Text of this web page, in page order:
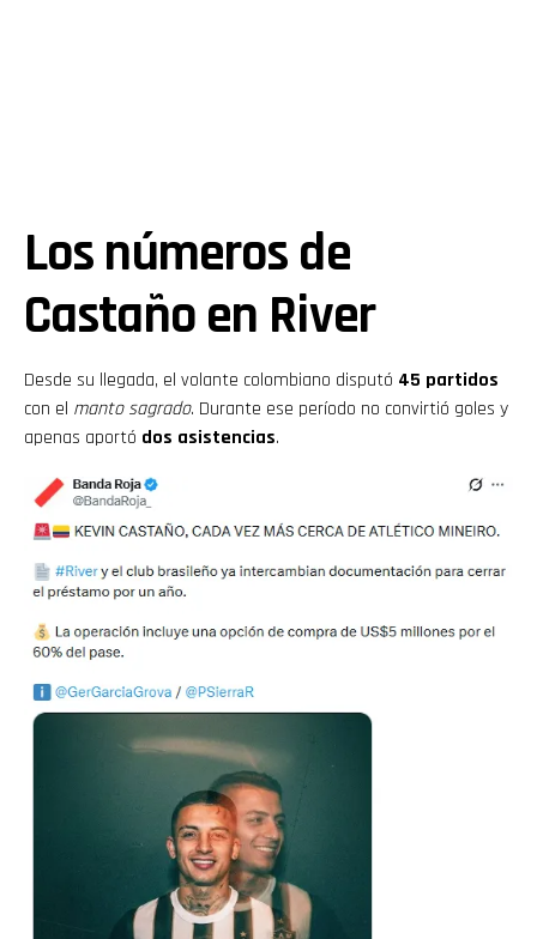
Los números de
Castaño en River
Desde su llegada, el volante colombiano disputó 45 partidos
con el manto sagrado. Durante ese período no convirtió goles y
apenas aportó dos asistencias.